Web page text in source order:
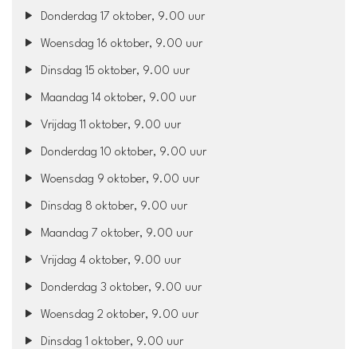
Donderdag 17 oktober, 9.00 uur
Woensdag 16 oktober, 9.00 uur
Dinsdag 15 oktober, 9.00 uur
Maandag 14 oktober, 9.00 uur
Vrijdag 11 oktober, 9.00 uur
Donderdag 10 oktober, 9.00 uur
Woensdag 9 oktober, 9.00 uur
Dinsdag 8 oktober, 9.00 uur
Maandag 7 oktober, 9.00 uur
Vrijdag 4 oktober, 9.00 uur
Donderdag 3 oktober, 9.00 uur
Woensdag 2 oktober, 9.00 uur
Dinsdag 1 oktober, 9.00 uur